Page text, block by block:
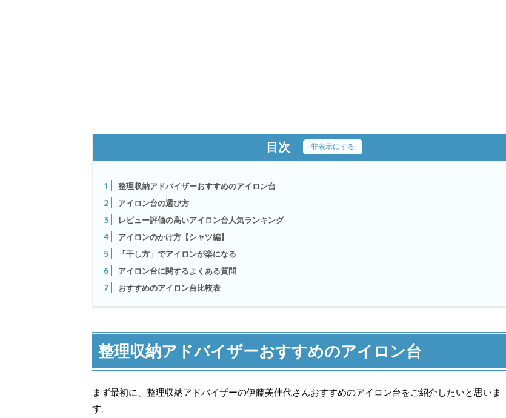
目次 非表示にする
1 整理収納アドバイザーおすすめのアイロン台
2 アイロン台の選び方
3 レビュー評価の高いアイロン台人気ランキング
4 アイロンのかけ方【シャツ編】
5 「干し方」でアイロンが楽になる
6 アイロン台に関するよくある質問
7 おすすめのアイロン台比較表
整理収納アドバイザーおすすめのアイロン台
まず最初に、整理収納アドバイザーの伊藤美佳代さんおすすめのアイロン台をご紹介したいと思いま
す。